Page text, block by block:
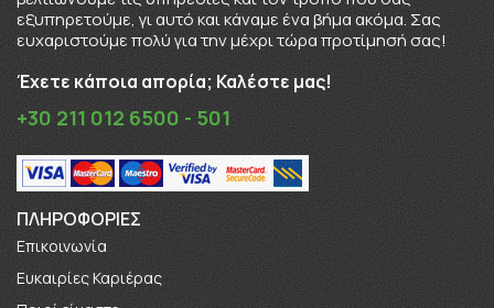
εξυπηρετούμε, γι αυτό και κάναμε ένα βήμα ακόμα. Σας
ευχαριστούμε πολύ για την μέχρι τώρα προτίμησή σας!
Έχετε κάποια απορία; Καλέστε μας!
+30 211 012 6500 - 501
ΠΛΗΡΟΦΟΡΊΕΣ
Επικοινωνία
Ευκαιρίες Καριέρας